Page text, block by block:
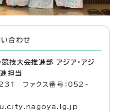
合わせ
技大会推進部 アジア・アジ
担当
ファクス番号：052-